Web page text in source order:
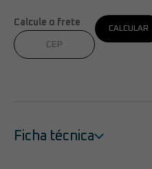
Calcule o frete
CALCULAR
Ficha técnica